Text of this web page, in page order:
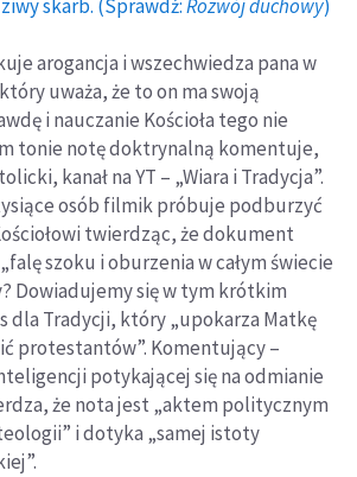
skarb. (Sprawdź:Rozwój duchowy)
arogancja i wszechwiedza pana w
uważa, że to on ma swoją
i nauczanie Kościoła tego nie
tonie notę doktrynalną komentuje,
kanał na YT – „Wiara i Tradycja”.
osób filmik próbuje podburzyć
twierdząc, że dokument
szoku i oburzenia w całym świecie
Dowiadujemy się w tym krótkim
dla Tradycji, który „upokarza Matkę
protestantów”. Komentujący –
potykającej się na odmianie
że nota jest „aktem politycznym
i dotyka „samej istoty